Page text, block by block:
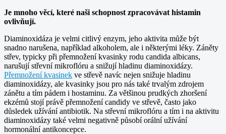
Je mnoho věcí, které naši schopnost zpracovávat histamin
ovlivňují.
Diaminoxidáza je velmi citlivý enzym, jeho aktivita může být
snadno narušena, například alkoholem, ale i některými léky. Záněty
střev, typicky při přemnožení kvasinky rodu candida albicans,
narušují střevní mikroflóru a snižují hladinu diaminoxidázy.
Přemnožení kvasinek ve střevě navíc nejen snižuje hladinu
diaminoxidázy, ale kvasinky jsou pro nás také trvalým zdrojem
zánětu a tím pádem i hostaminu. Za většinou prudkých zhoršení
ekzémů stojí právě přemnožení candidy ve střevě, často jako
důsledek užívání antibiotik. Na střevní mikroflóru a tím i na aktivitu
diaminoxidázy také velmi negativně působí orální užívání
hormonální antikoncepce.